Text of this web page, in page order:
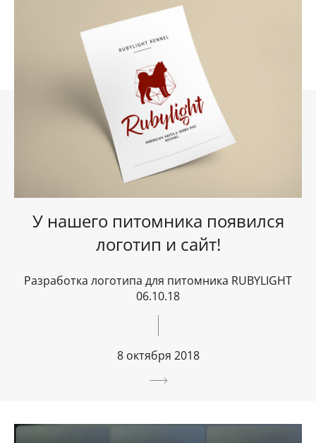
У нашего питомника появился
логотип и сайт!
Разработка логотипа для питомника RUBYLIGHT
06.10.18
8 октября 2018